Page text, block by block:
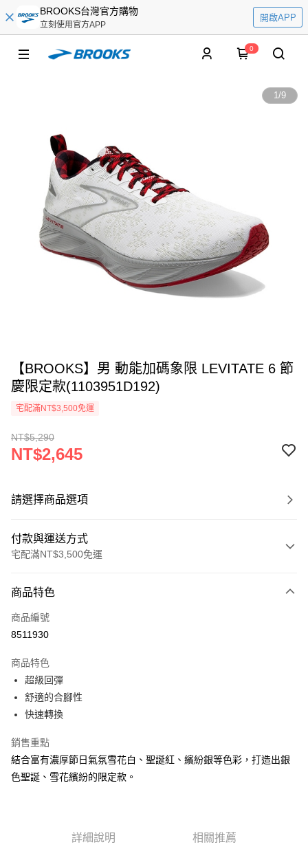
BROOKS台灣官方購物
立刻使用官方APP
開啟APP
0
1/9
【BROOKS】男 動能加碼象限 LEVITATE 6 節
慶限定款(1103951D192)
宅配滿NT$3,500免運
NT$5,290
NT$2,645
請選擇商品選項
付款與運送方式
宅配滿NT$3,500免運
信用卡一次付款
ATM付款
運送方式
宅配
每筆NT$100，滿NT$3,500(含以上)免運費
商品特色
商品編號
8511930
商品特色
超級回彈
舒適的合腳性
快速轉換
銷售重點
結合富有濃厚節日氣氛雪花白、聖誕紅、繽紛銀等色彩，打造出銀
色聖誕、雪花繽紛的限定款。
詳細說明 相關推薦